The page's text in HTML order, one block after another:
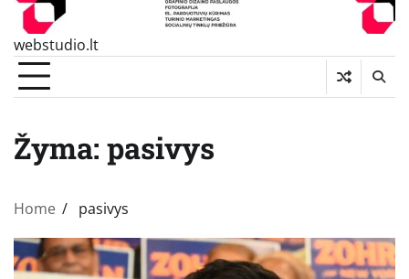
webstudio.lt
Žyma: pasivys
Home pasivys